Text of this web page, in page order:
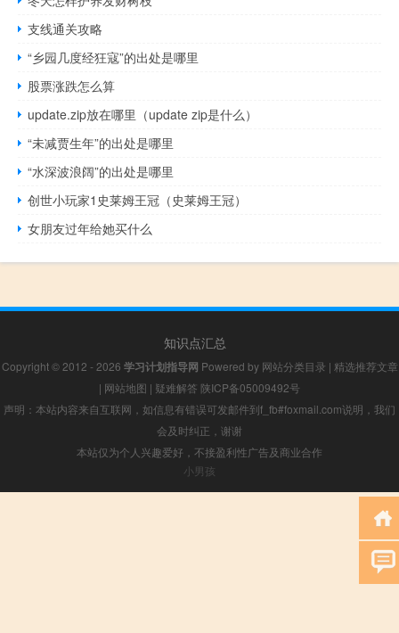
支线通关攻略
“乡园几度经狂寇”的出处是哪里
股票涨跌怎么算
update.zip放在哪里（update zip是什么）
“未减贾生年”的出处是哪里
“水深波浪阔”的出处是哪里
创世小玩家1史莱姆王冠（史莱姆王冠）
女朋友过年给她买什么
知识点汇总
Copyright © 2012 - 2026 学习计划指导网 Powered by 网站分类目录 | 精选推荐文章
| 网站地图 | 疑难解答 陕ICP备05009492号
声明：本站内容来自互联网，如信息有错误可发邮件到f_fb#foxmail.com说明，我们
会及时纠正，谢谢
本站仅为个人兴趣爱好，不接盈利性广告及商业合作
小男孩